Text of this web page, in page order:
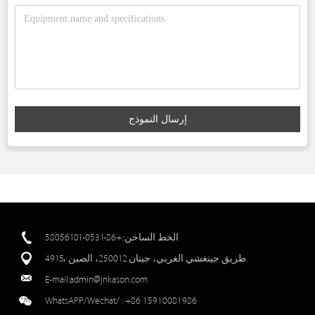
إرسال النموذج
الخط الساخن::+86-0531-58056101
4915، طريق جينغشي الغربي، جينان 250012، الصين.
E-mail:admin@jnkason.com
WhatsAPP/Wechat/ :+86 15910081986